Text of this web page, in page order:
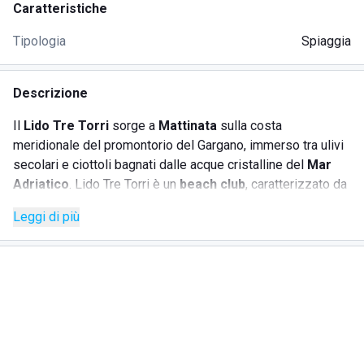
Caratteristiche
Tipologia Spiaggia
Descrizione
Il Lido Tre Torri sorge a Mattinata sulla costa
meridionale del promontorio del Gargano, immerso tra ulivi
secolari e ciottoli bagnati dalle acque cristalline del Mar
Adriatico. Lido Tre Torri è un beach club, caratterizzato da
un pubblico alla ricerca di relax e svago.
Leggi di più